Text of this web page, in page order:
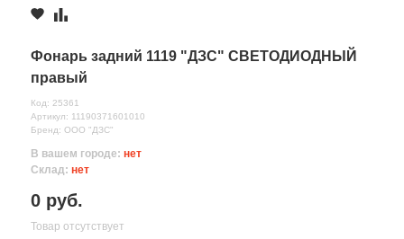
1 шт.
Комментарий
Фонарь задний 1119 "ДЗС" СВЕТОДИОДНЫЙ
правый
Код: 25361
Артикул: 11190371601010
Бренд: ООО "ДЗС"
В вашем городе: нет
Склад: нет
0 руб.
Товар отсутствует